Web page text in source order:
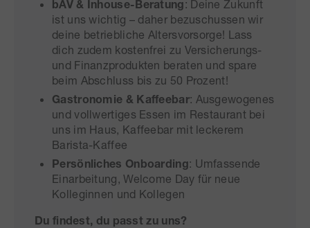
bAV & Inhouse-Beratung: Deine Zukunft
ist uns wichtig – daher bezuschussen wir
deine betriebliche Altersvorsorge! Lass
dich zudem kostenfrei zu Versicherungs-
und Finanzprodukten beraten und spare
beim Abschluss bis zu 50 Prozent!
Gastronomie & Kaffeebar: Ausgewogenes
und vollwertiges Essen im Restaurant bei
uns im Haus, Kaffeebar mit leckerem
Barista-Kaffee
Persönliches Onboarding: Umfassende
Einarbeitung, Welcome Day für neue
Kolleginnen und Kollegen
Du findest, du passt zu uns?